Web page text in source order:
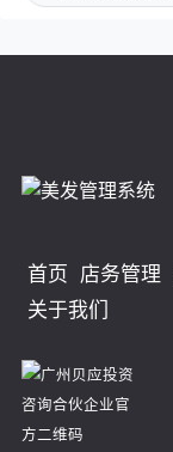
首页 店务管理
关于我们